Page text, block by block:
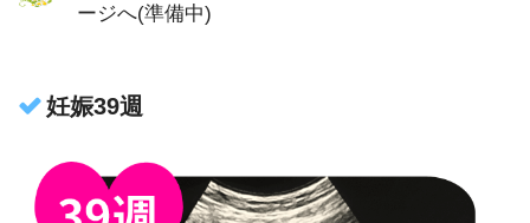
ージへ(準備中)
妊娠39週